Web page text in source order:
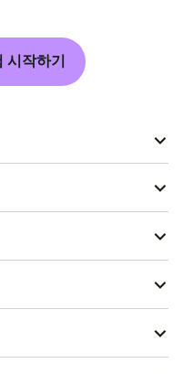
시작하기